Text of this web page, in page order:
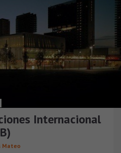
Internacional
Mateo